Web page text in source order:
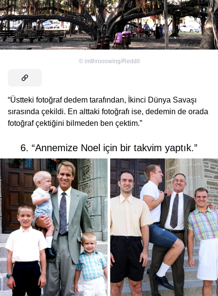
© imthrooowing/Reddit
“Üstteki fotoğraf dedem tarafından, İkinci Dünya Savaşı
sırasında çekildi. En alttaki fotoğrafı ise, dedemin de orada
fotoğraf çektiğini bilmeden ben çektim.”
6. “Annemize Noel için bir takvim yaptık.”